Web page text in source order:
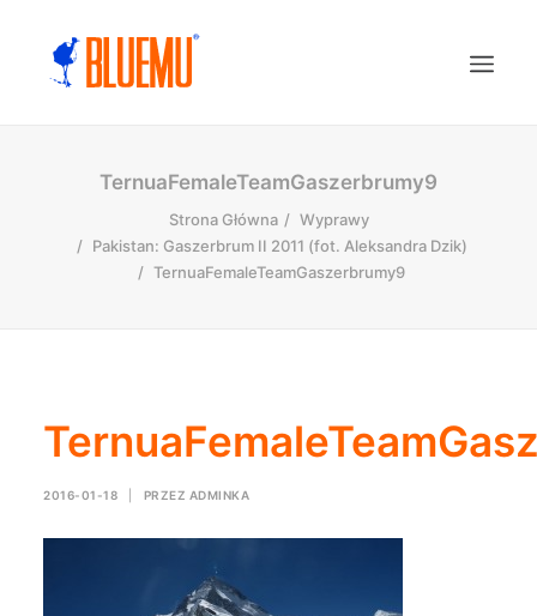
TernuaFemaleTeamGaszerbrumy9
Strona Główna
Wyprawy
Pakistan: Gaszerbrum II 2011 (fot. Aleksandra Dzik)
TernuaFemaleTeamGaszerbrumy9
2016-01-18 PRZEZ ADMINKA